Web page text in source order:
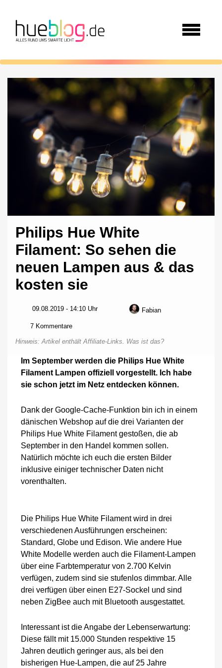
Philips Hue White
Filament: So sehen die
neuen Lampen aus & das
kosten sie
09.08.2019 - 14:10 Uhr Fabian
7 Kommentarezu
Hue
Filament:
So
sehen
Lampen
aus
&
das
kosten
sie
Hinweis: Artikel enthält Affiliate-Links. Was ist das?
Im September werden die Philips Hue White
Filament Lampen offiziell vorgestellt. Ich habe
sie schon jetzt im Netz entdecken können.
Dank der Google-Cache-Funktion bin ich in einem
dänischen Webshop auf die drei Varianten der
Philips Hue White Filament gestoßen, die ab
September in den Handel kommen sollen.
Natürlich möchte ich euch die ersten Bilder
inklusive einiger technischer Daten nicht
vorenthalten.
Die Philips Hue White Filament wird in drei
verschiedenen Ausführungen erscheinen:
Standard, Globe und Edison. Wie andere Hue
White Modelle werden auch die Filament-Lampen
über eine Farbtemperatur von 2.700 Kelvin
verfügen, zudem sind sie stufenlos dimmbar. Alle
drei verfügen über einen E27-Sockel und sind
neben ZigBee auch mit Bluetooth ausgestattet.
Interessant ist die Angabe der Lebenserwartung:
Diese fällt mit 15.000 Stunden respektive 15
Jahren deutlich geringer aus, als bei den
bisherigen Hue-Lampen, die auf 25 Jahre